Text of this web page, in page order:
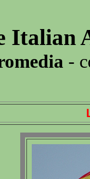
Italian
-